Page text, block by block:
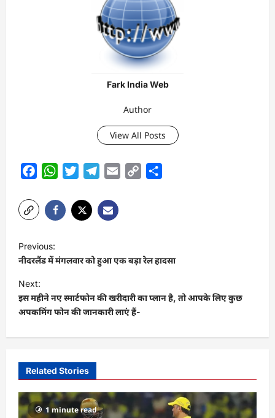
Fark India Web
Author
View All Posts
FacebookWhatsAppTwitterTelegram
Email
Copy
o
s
t
n
a
g
a
Previous:
नीदरलैंड में मंगलवार को हुआ एक बड़ा रेल हादसा
Next:
इस महीने नए स्मार्टफोन की खरीदारी का प्लान है, तो आपके लिए कुछ
अपकमिंग फोन की जानकारी लाएं हैं-
Related Stories
1 minute read